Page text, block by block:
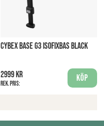
CYBEX BASE G3 ISOFIXBAS BLACK
2999 kr
Rek. pris:
Köp